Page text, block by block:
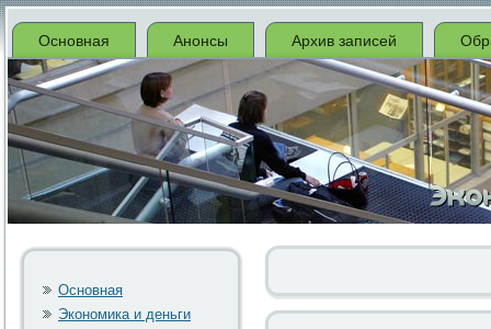
Основная Анонсы Архив записей
Основная
Экономика и деньги